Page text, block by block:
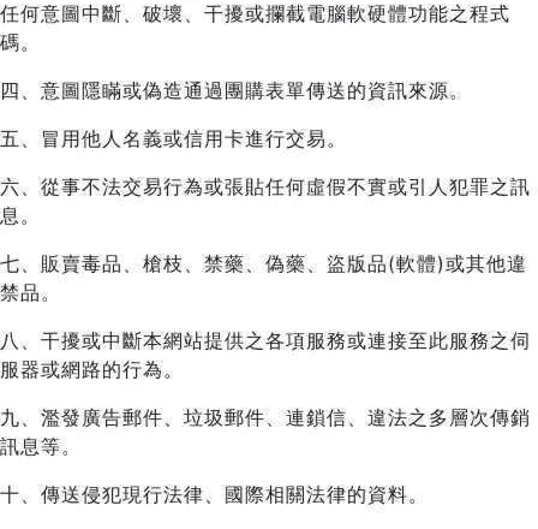
任何意圖中斷、破壞、干擾或攔截電腦軟硬體功能之程式
碼。
四、意圖隱瞞或偽造通過團購表單傳送的資訊來源。
五、冒用他人名義或信用卡進行交易。
六、從事不法交易行為或張貼任何虛假不實或引人犯罪之訊
息。
七、販賣毒品、槍枝、禁藥、偽藥、盜版品(軟體)或其他違
禁品。
八、干擾或中斷本網站提供之各項服務或連接至此服務之伺
服器或網路的行為。
九、濫發廣告郵件、垃圾郵件、連鎖信、違法之多層次傳銷
訊息等。
十、傳送侵犯現行法律、國際相關法律的資料。